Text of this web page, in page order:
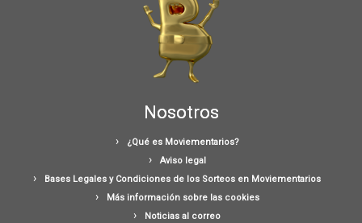
Nosotros
¿Qué es Moviementarios?
Aviso legal
Bases Legales y Condiciones de los Sorteos en Moviementarios
Más información sobre las cookies
Noticias al correo